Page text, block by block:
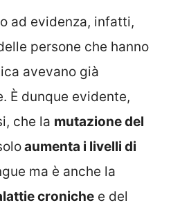
ad evidenza, infatti,
persone che hanno
avevano già
È dunque evidente,
che la mutazione del
aumenta i livelli di
ma è anche la
croniche e del